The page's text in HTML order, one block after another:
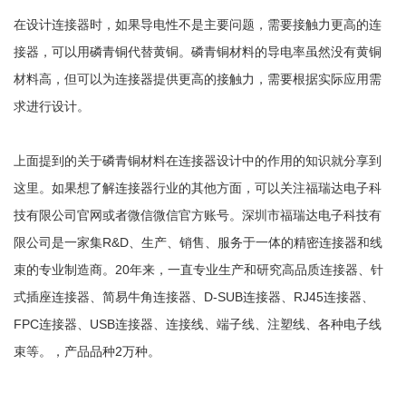
在设计连接器时，如果导电性不是主要问题，需要接触力更高的连
接器，可以用磷青铜代替黄铜。磷青铜材料的导电率虽然没有黄铜
材料高，但可以为连接器提供更高的接触力，需要根据实际应用需
求进行设计。
上面提到的关于磷青铜材料在连接器设计中的作用的知识就分享到
这里。如果想了解连接器行业的其他方面，可以关注福瑞达电子科
技有限公司官网或者微信微信官方账号。深圳市福瑞达电子科技有
限公司是一家集R&D、生产、销售、服务于一体的精密连接器和线
束的专业制造商。20年来，一直专业生产和研究高品质连接器、针
式插座连接器、简易牛角连接器、D-SUB连接器、RJ45连接器、
FPC连接器、USB连接器、连接线、端子线、注塑线、各种电子线
束等。，产品品种2万种。